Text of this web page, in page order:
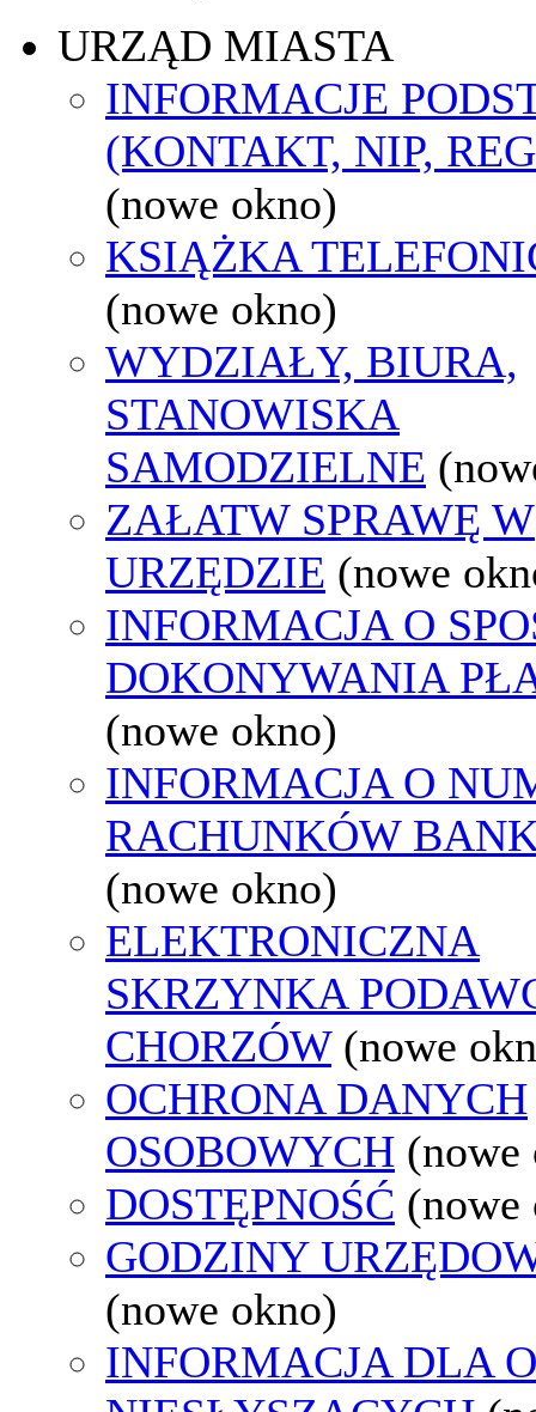
URZĄD MIASTA
INFORMACJE
(KONTAKT, NIP,
(nowe okno)
KSIĄŻKA
(nowe okno)
WYDZIAŁY, BIURA,
STANOWISKA
SAMODZIELNE
ZAŁATW SPRAWĘ W
URZĘDZIE (nowe
INFORMACJA O
DOKONYWANIA
(nowe okno)
INFORMACJA O
RACHUNKÓW
(nowe okno)
ELEKTRONICZNA
SKRZYNKA
CHORZÓW (nowe
OCHRONA DANYCH
OSOBOWYCH (nowe
DOSTĘPNOŚĆ (nowe
GODZINY
(nowe okno)
INFORMACJA DLA